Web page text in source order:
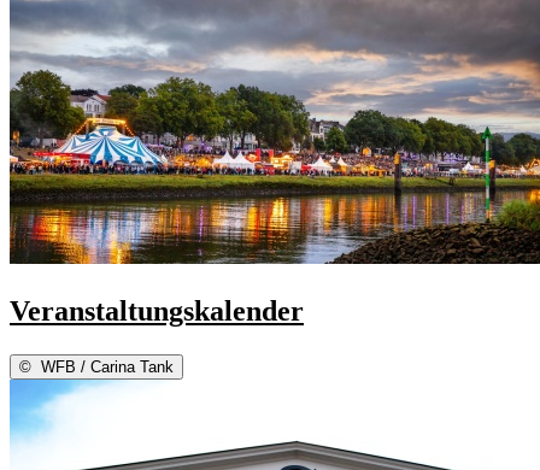
Veranstaltungskalender
© WFB / Carina Tank